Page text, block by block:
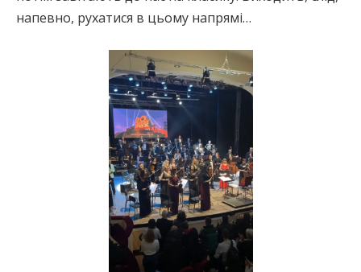
напевно, рухатися в цьому напрямі…